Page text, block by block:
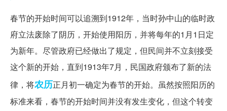
春节的开始时间可以追溯到1912年，当时孙中山的临时政
府立法废除了阴历，开始使用阳历，并将每年的1月1日定
为新年。尽管政府已经做出了规定，但民间并不立刻接受
这个新的开始，直到1913年7月，民国政府颁布了新的法
律，将农历正月初一确定为春节的开始。虽然按照阳历的
标准来看，春节的开始时间并没有发生变化，但这个转变